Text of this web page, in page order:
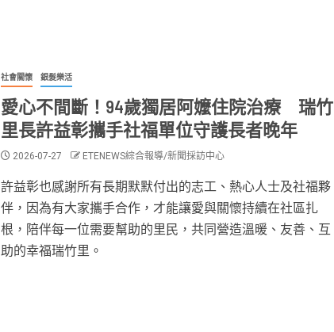
社會關懷 銀髮樂活
愛心不間斷！94歲獨居阿嬤住院治療 瑞竹
里長許益彰攜手社福單位守護長者晚年
2026-07-27 ETENEWS綜合報導/新聞採訪中心
許益彰也感謝所有長期默默付出的志工、熱心人士及社福夥
伴，因為有大家攜手合作，才能讓愛與關懷持續在社區扎
根，陪伴每一位需要幫助的里民，共同營造溫暖、友善、互
助的幸福瑞竹里。